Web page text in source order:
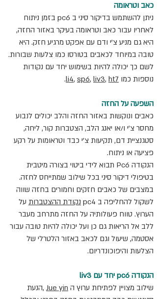
כאב וטראומה
ניתן להשתמש בדיקור סיני ב pc6 בזמן ניתוח
לאחריו עבור כאב וטראומה בעיקר באזור החזה,
היא גם מניע צ'י ודם עם אפקט מרגיע חזק. היא
טובה במיוחד לכאבים בטורסו כמו צלעות שבורות.
לשם כך יכולה להיות בשימוש יחד עם נקודות
נוספות כמו
li4, sp6, liv3, ht7
.
השפעה על החזה
כאבים ונוקשות באזור החזה והלב יכולים לנבוע
מחסר צ'י ו/או יאנג הלב, הצטברות קור, ליחה,
סטגנציית דם, תקיעות צ'י כבד וטראומות על רקע
פציעה או ניתוח.
הנקודה Pc6 תבוא לידי ביטוי בצורה מיטבית
בטיפולי דיקור סיני בכל שילוב שמתייחס לחזה.
במצבים של כאבים חזקים וחמורים בחזה שווה
לשקול להחליפה ב pc4
נקודת ההצטברות על
הערוץ. טווח פעולותיה על החזה מתרחב מעבר
ללב אל הריאות גם כן ועל יכולה להיות טובה עבור
אסטמה, שיעול וגם לכאב באזור הלטרלי של
הצלעות והיפוכונדריום.
הנקודה pc6 יחד עם liv3
שילוב מצויין לפתיחת ערוץ ה Jue yin ,הנעת